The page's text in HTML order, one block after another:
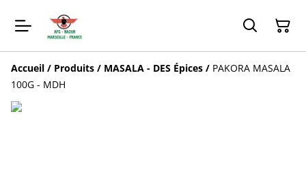
Accueil / Produits / MASALA - DES Épices / PAKORA MASALA
100G - MDH